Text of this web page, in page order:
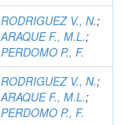
RODRIGUEZ V., N.;
ARAQUE F., M.L.;
PERDOMO P., F.
RODRIGUEZ V., N.;
ARAQUE F., M.L.;
PERDOMO P., F.